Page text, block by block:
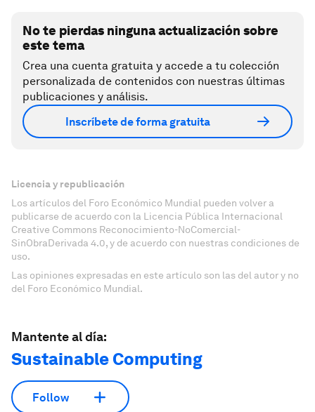
No te pierdas ninguna actualización sobre
este tema
Crea una cuenta gratuita y accede a tu colección
personalizada de contenidos con nuestras últimas
publicaciones y análisis.
Inscríbete de forma gratuita
Licencia y republicación
Los artículos del Foro Económico Mundial pueden volver a
publicarse de acuerdo con la Licencia Pública Internacional
Creative Commons Reconocimiento-NoComercial-
SinObraDerivada 4.0, y de acuerdo con nuestras condiciones de
uso.
Las opiniones expresadas en este artículo son las del autor y no
del Foro Económico Mundial.
Mantente al día:
Sustainable Computing
Follow